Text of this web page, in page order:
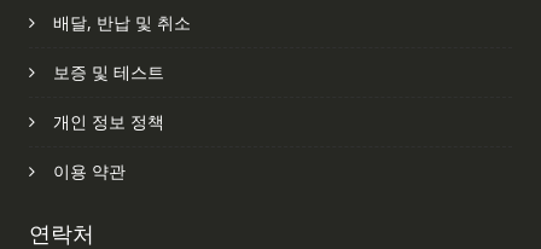
배달, 반납 및 취소
보증 및 테스트
개인 정보 정책
이용 약관
연락처